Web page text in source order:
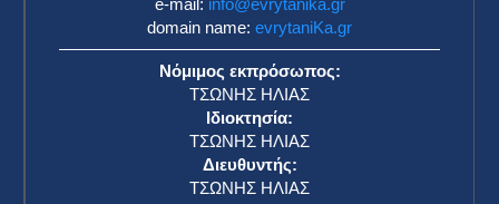
e-mail: info@evrytanika.gr
domain name: evrytaniKa.gr
Νόμιμος εκπρόσωπος:
ΤΣΩΝΗΣ ΗΛΙΑΣ
Ιδιοκτησία:
ΤΣΩΝΗΣ ΗΛΙΑΣ
Διευθυντής:
ΤΣΩΝΗΣ ΗΛΙΑΣ